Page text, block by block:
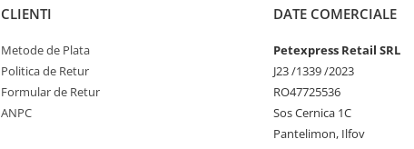
CLIENTI
Metode de Plata
Politica de Retur
Formular de Retur
ANPC
DATE COMERCIALE
Petexpress Retail SRL
J23 /1339 /2023
RO47725536
Sos Cernica 1C
Pantelimon, Ilfov